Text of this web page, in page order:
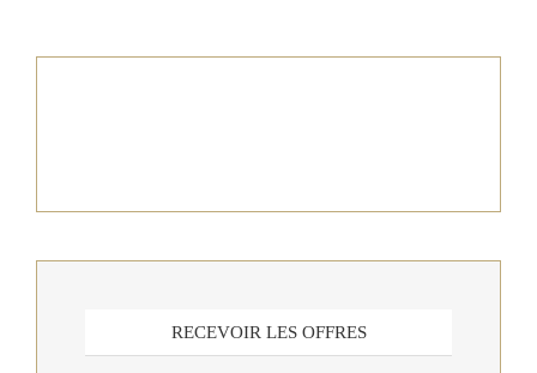
RECEVOIR LES OFFRES